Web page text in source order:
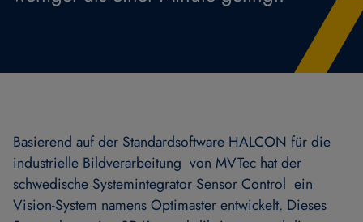
Basierend auf der Standardsoftware HALCON für die
industrielle Bildverarbeitung von MVTec hat der
schwedische Systemintegrator Sensor Control ein
Vision-System namens Optimaster entwickelt. Dieses